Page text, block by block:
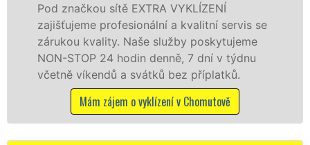
sítě EXTRA VYKLÍZENÍ
profesionální a kvalitní servis se
Naše služby poskytujeme
24 hodin denně, 7 dní v týdnu
a svátků bez příplatků.
Mám zájem o vyklízení v Chomutově
osobám
práce, a